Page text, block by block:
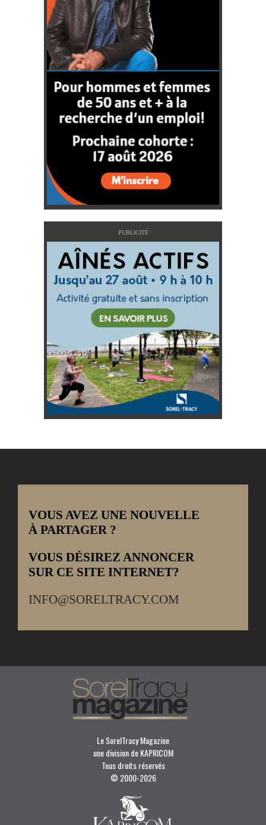
PUBLICITÉ
VOUS AVEZ UNE NOUVELLE
À PARTAGER ?
VOUS DÉSIREZ ANNONCER
SUR CE SITE INTERNET?
INFO@SORELTRACY.COM
Le SorelTracy Magazine
une division de KAPRICOM
Tous droits réservés
© 2000-2026